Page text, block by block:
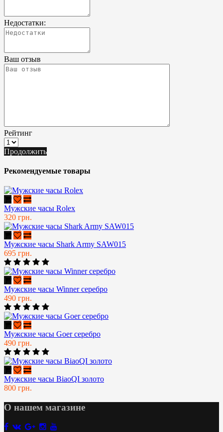
Недостатки:
Ваш отзыв
Рейтинг
Продолжить
Рекомендуемые товары
Мужские часы Rolex
320 грн.
Мужские часы Shark Army SAW015
695 грн.
Мужские часы Winner серебро
490 грн.
Мужские часы Goer серебро
490 грн.
Мужские часы BiaoQI золото
800 грн.
О нашем магазине